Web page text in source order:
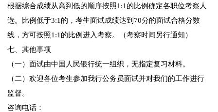
根据综合成绩从高到低的顺序按照1:1的比例确定各职位考察人
选。比例低于3:1的，考生面试成绩达到70分的面试合格分数
线，方可按照1:1的比例进入考察。（考察时间另行通知）
七、其他事项
（一）面试由中国人民银行统一组织，无指定复习材料。
（二）欢迎各位考生参加我行公务员面试并对我们的工作进行
监督。
咨询电话：